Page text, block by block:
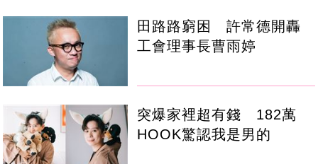
田路路窮困 許常德開轟
工會理事長曹雨婷
突爆家裡超有錢 182萬
HOOK驚認我是男的